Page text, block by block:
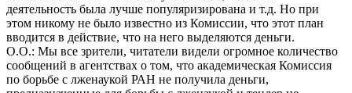
деятельность была лучше популяризирована и т.д. Но при
этом никому не было известно из Комиссии, что этот план
вводится в действие, что на него выделяются деньги.
О.О.: Мы все зрители, читатели видели огромное количество
сообщений в агентствах о том, что академическая Комиссия
по борьбе с лженаукой РАН не получила деньги,